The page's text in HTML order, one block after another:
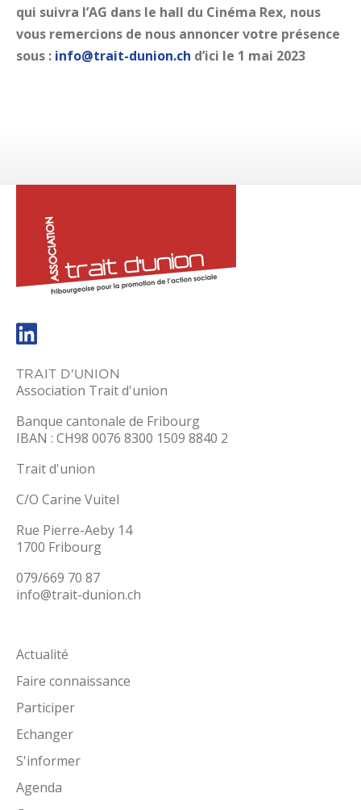
qui suivra l’AG dans le hall du Cinéma Rex, nous
vous remercions de nous annoncer votre présence
sous : info@trait-dunion.ch d’ici le 1 mai 2023
TRAIT D'UNION
Association Trait d'union
Banque cantonale de Fribourg
IBAN : CH98 0076 8300 1509 8840 2
Trait d'union
C/O Carine Vuitel
Rue Pierre-Aeby 14
1700 Fribourg
079/669 70 87
info@trait-dunion.ch
Actualité
Faire connaissance
Participer
Echanger
S'informer
Agenda